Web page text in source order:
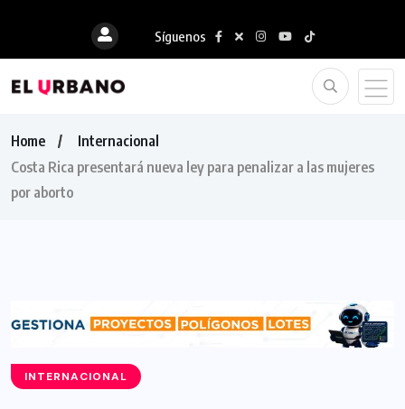
Síguenos
Home
Internacional
Costa Rica presentará nueva ley para penalizar a las mujeres
por aborto
INTERNACIONAL